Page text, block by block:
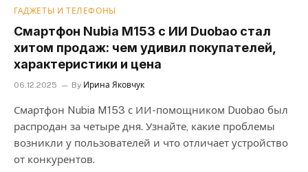
ГАДЖЕТЫ И ТЕЛЕФОНЫ
Смартфон Nubia M153 с ИИ Duobao стал
хитом продаж: чем удивил покупателей,
характеристики и цена
06.12.2025 By Ирина Яковчук
Смартфон Nubia M153 с ИИ-помощником Duobao был
распродан за четыре дня. Узнайте, какие проблемы
возникли у пользователей и что отличает устройство
от конкурентов.